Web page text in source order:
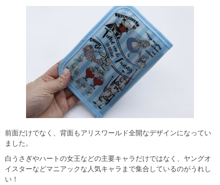
前面だけでなく、背面もアリスワールド全開なデザインになってい
ました。
白うさぎやハートの女王などの主要キャラだけではなく、ヤングオ
イスターなどマニアックな人気キャラまで集合しているのがうれし
い！